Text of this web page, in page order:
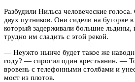
Разбудили Нильса человеческие
двух путников. Они сидели на бугорке
который задерживали большие льдины,
трудно им сладить с этой рекой.
— Неужто нынче будет такое же
году? — спросил один крестьянин. —
вровень с телефонными столбами и
мост из плотов.